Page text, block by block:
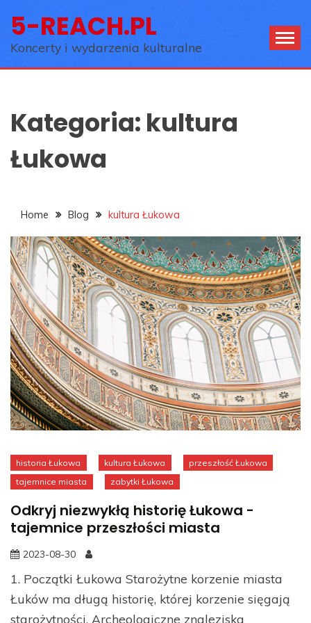
content
5-REACH.PL
Koncerty i wydarzenia kulturalne
Kategoria: kultura
Łukowa
Home Blog kultura Łukowa
historia Łukowa kultura Łukowa
przeszłość Łukowa
tajemnice miasta
zabytki Łukowa
Odkryj niezwykłą historię Łukowa -
tajemnice przeszłości miasta
2023-08-30
1. Początki Łukowa Starożytne korzenie miasta
Łuków ma długą historię, której korzenie sięgają
starożytności. Archeologiczne znaleziska